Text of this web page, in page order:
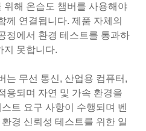
위해 온습도 챔버를 사용해야
께 연결됩니다. 제품 자체의
정에서 환경 테스트를 통과하
지 못합니다.
는 무선 통신, 산업용 컴퓨터,
용되며 자연 및 가속 환경을
트 요구 사항이 수행되며 벤
경 신뢰성 테스트를 위한 일